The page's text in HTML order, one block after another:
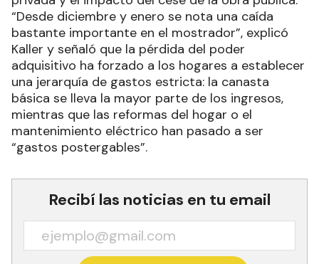
“Desde diciembre y enero se nota una caída
bastante importante en el mostrador”, explicó
Kaller y señaló que la pérdida del poder
adquisitivo ha forzado a los hogares a establecer
una jerarquía de gastos estricta: la canasta
básica se lleva la mayor parte de los ingresos,
mientras que las reformas del hogar o el
mantenimiento eléctrico han pasado a ser
“gastos postergables”.
Recibí las noticias en tu email